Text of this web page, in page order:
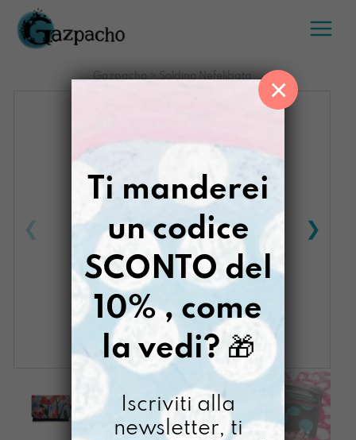
Salta
contenuto
Gazpacho> Soldino Nefelibata
Ti manderei
un codice
SCONTO del
10% , come
la vedi? 🎁
Iscriviti alla
newsletter, ti
×